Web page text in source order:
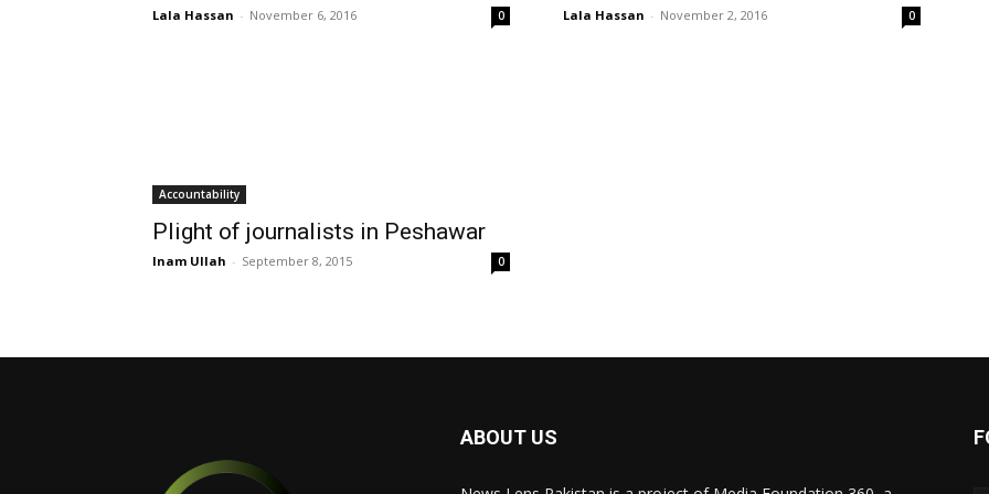
Lala Hassan - November 6, 2016 0 Lala Hassan - November 2, 2016 0
Accountability
Plight of journalists in Peshawar
Inam Ullah - September 8, 2015 0
ABOUT US